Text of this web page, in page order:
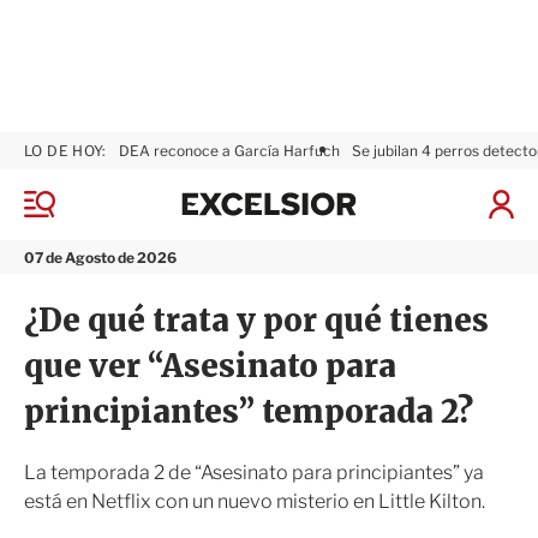
M
n
07 de Agosto de 2026
LO DE HOY: DEA reconoce a García Harfuch Se jubilan 4 perros
I
x
i
r
¿De qué trata y por qué tienes
que ver “Asesinato para
principiantes” temporada 2?
La temporada 2 de “Asesinato para principiantes” ya
está en Netflix con un nuevo misterio en Little Kilton.